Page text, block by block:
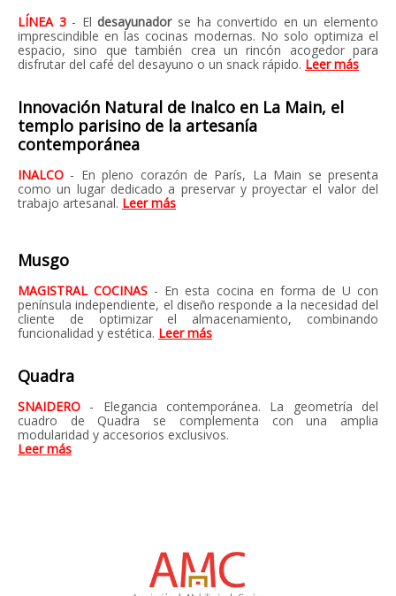
LÍNEA 3 - Eldesayunadorse ha convertido en un elemento
imprescindible en las cocinas modernas. No solo optimiza el
espacio, sino que también crea un rincón acogedor para
disfrutar del café del desayuno o un snack rápido. Leer más
Innovación Natural de Inalco en La Main, el
templo parisino de la artesanía
contemporánea
INALCO - En pleno corazón de París, La Main se presenta
como un lugar dedicado a preservar y proyectar el valor del
trabajo artesanal. Leer más
Musgo
MAGISTRAL COCINAS - En esta cocina en forma de U con
península independiente, el diseño responde a la necesidad del
cliente de optimizar el almacenamiento, combinando
funcionalidad y estética. Leer más
Quadra
SNAIDERO - Elegancia contemporánea. La geometría del
cuadro de Quadra se complementa con una amplia
modularidad y accesorios exclusivos.
Leer más